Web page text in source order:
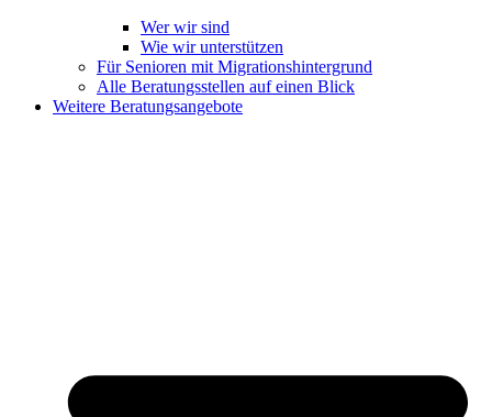
Wer wir sind
Wie wir unterstützen
Für Senioren mit Migrationshintergrund
Alle Beratungsstellen auf einen Blick
Weitere Beratungsangebote